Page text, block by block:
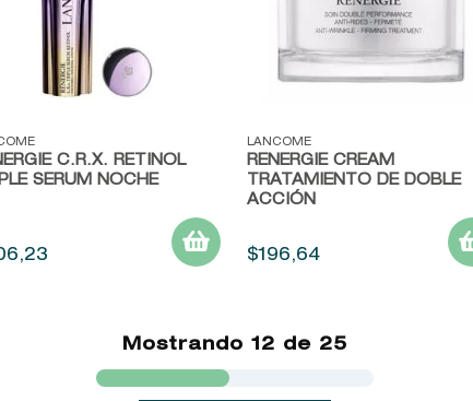
rápida
C.R.X. RETINOL
SERUM NOCHE
,23
Vista rápida
LANCOME
RENERGIE CREAM
TRATAMIENTO DE DOBLE
ACCIÓN
$196,64
Mostrando 12 de 25